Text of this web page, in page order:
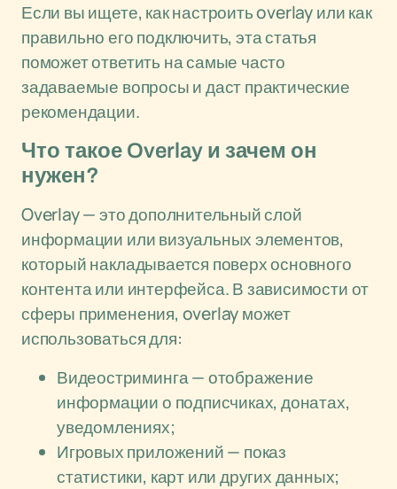
Если вы ищете, как настроить overlay или как
правильно его подключить, эта статья
поможет ответить на самые часто
задаваемые вопросы и даст практические
рекомендации.
Что такое Overlay и зачем он
нужен?
Overlay — это дополнительный слой
информации или визуальных элементов,
который накладывается поверх основного
контента или интерфейса. В зависимости от
сферы применения, overlay может
использоваться для:
Видеостриминга — отображение
информации о подписчиках, донатах,
уведомлениях;
Игровых приложений — показ
статистики, карт или других данных;